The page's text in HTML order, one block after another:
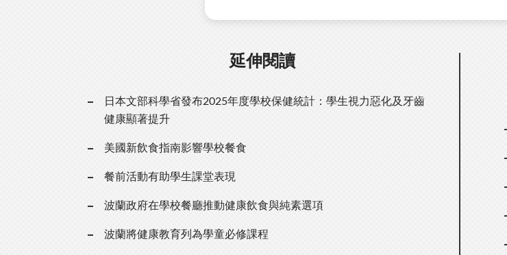
延伸閱讀
日本文部科學省發布2025年度學校保健統計：學生視力惡化及牙齒
健康顯著提升
美國新飲食指南影響學校餐食
餐前活動有助學生課堂表現
波蘭政府在學校餐廳推動健康飲食與純素選項
波蘭將健康教育列為學童必修課程